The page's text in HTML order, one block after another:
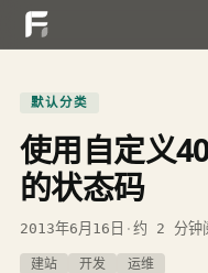
默认分类
使用自定义
的状态码
2013年6月16日 · 约 2 分钟
建站 开发 运维